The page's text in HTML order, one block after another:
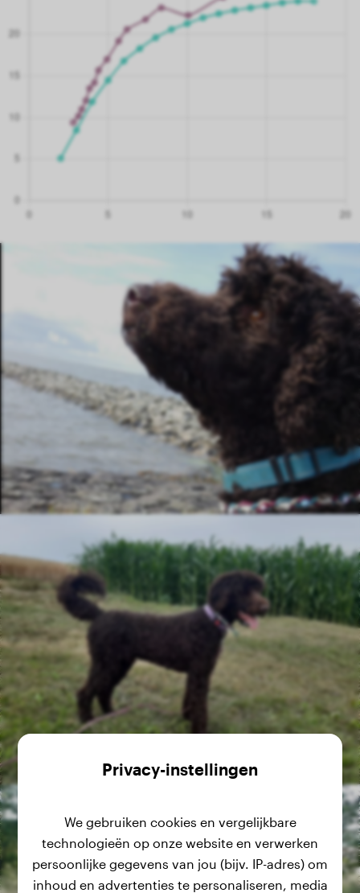
3.1 maanden
Privacy-instellingen
We gebruiken cookies en vergelijkbare
technologieën op onze website en verwerken
persoonlijke gegevens van jou (bijv. IP-adres) om
inhoud en advertenties te personaliseren, media